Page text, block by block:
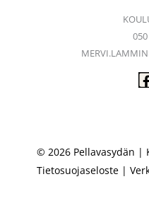
© 2026 Pellavasydän |
Tietosuojaseloste |